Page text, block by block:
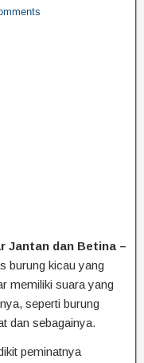
Jantan dan Betina –
burung kicau yang
memiliki suara yang
seperti burung
dan sebagainya.
peminatnya